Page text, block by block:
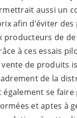
aussi un
afin d’éviter des
producteurs de de
à ces essais
de produits
de la
également se faire
et aptes à